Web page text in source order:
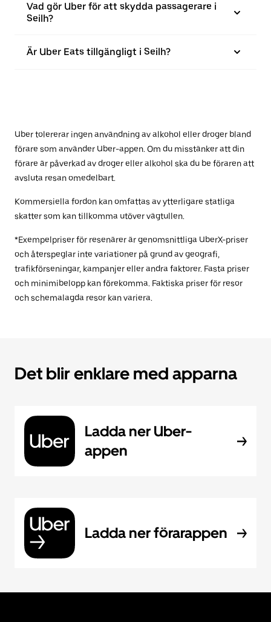
Vad gör Uber för att skydda passagerare i
Seilh?
Är Uber Eats tillgängligt i Seilh?
Uber tolererar ingen användning av alkohol eller droger bland
förare som använder Uber-appen. Om du misstänker att din
förare är påverkad av droger eller alkohol ska du be föraren att
avsluta resan omedelbart.
Kommersiella fordon kan omfattas av ytterligare statliga
skatter som kan tillkomma utöver vägtullen.
*Exempelpriser för resenärer är genomsnittliga UberX-priser
och återspeglar inte variationer på grund av geografi,
trafikförseningar, kampanjer eller andra faktorer. Fasta priser
och minimibelopp kan förekomma. Faktiska priser för resor
och schemalagda resor kan variera.
Det blir enklare med apparna
Ladda ner Uber-
appen
Ladda ner förarappen